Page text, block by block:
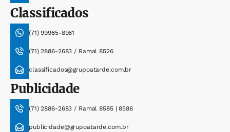
Classificados
(71) 99965-8961
(71) 2886-2683 / Ramal 8526
classificados@grupoatarde.com.br
Publicidade
(71) 2886-2683 / Ramal 8585 | 8586
publicidade@grupoatarde.com.br